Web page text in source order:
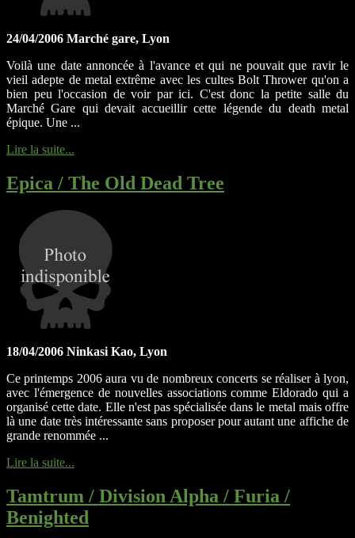
24/04/2006 Marché gare, Lyon
Voilà une date annoncée à l'avance et qui ne pouvait que ravir le
vieil adepte de metal extrême avec les cultes Bolt Thrower qu'on a
bien peu l'occasion de voir par ici. C'est donc la petite salle du
Marché Gare qui devait accueillir cette légende du death metal
épique. Une ...
Lire la suite...
Epica / The Old Dead Tree
18/04/2006 Ninkasi Kao, Lyon
Ce printemps 2006 aura vu de nombreux concerts se réaliser à lyon,
avec l'émergence de nouvelles associations comme Eldorado qui a
organisé cette date. Elle n'est pas spécialisée dans le metal mais offre
là une date très intéressante sans proposer pour autant une affiche de
grande renommée ...
Lire la suite...
Tamtrum / Division Alpha / Furia /
Benighted